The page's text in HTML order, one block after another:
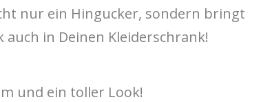
nur ein Hingucker, sondern bringt
in Deinen Kleiderschrank!
und ein toller Look!